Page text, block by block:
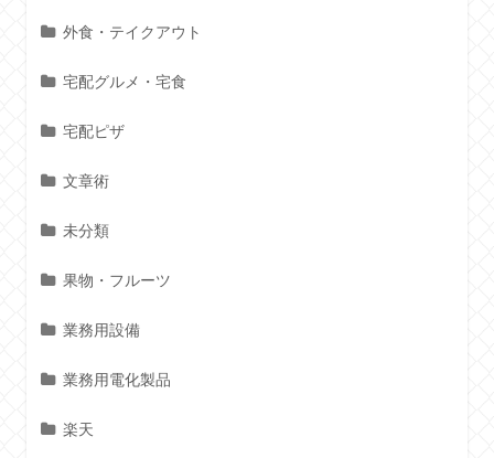
外食・テイクアウト
宅配グルメ・宅食
宅配ピザ
文章術
未分類
果物・フルーツ
業務用設備
業務用電化製品
楽天